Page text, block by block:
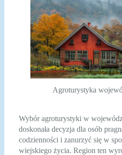
Agroturystyka
Wybór agroturystyki w
doskonała decyzja dla osób
codzienności i zanurzyć się w
wiejskiego życia. Region ten